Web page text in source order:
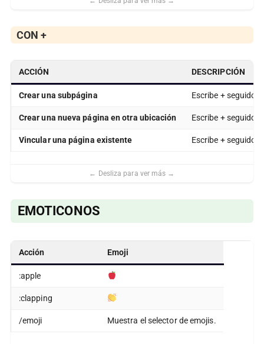
CON+
ACCIÓN DESCRIPCIÓN
Crear una subpágina Escribe + seguido
Crear una nueva página en otra ubicación Escribe + seguido
Vincular una página existente Escribe + seguido
EMOTICONOS
Acción Emoji
:apple
:clapping
/emoji Muestra el selector de emojis.